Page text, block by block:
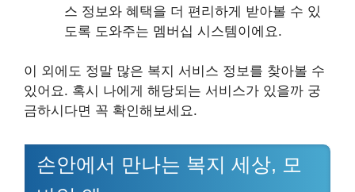
스 정보와 혜택을 더 편리하게 받아볼 수 있
도록 도와주는 멤버십 시스템이에요.
이 외에도 정말 많은 복지 서비스 정보를 찾아볼 수
있어요. 혹시 나에게 해당되는 서비스가 있을까 궁
금하시다면 꼭 확인해보세요.
손안에서 만나는 복지 세상, 모